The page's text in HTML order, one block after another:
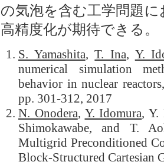
の気泡を含む工学問題
高精度化が期待できる。
S. Yamashita,T. Ina, Y.
numerical simulation
behavior in nuclear
pp. 301-312, 2017
N. Onodera, Y. Idomura, Y.
Shimokawabe, and T.
Multigrid Preconditioned
Block-Structured Cartesian